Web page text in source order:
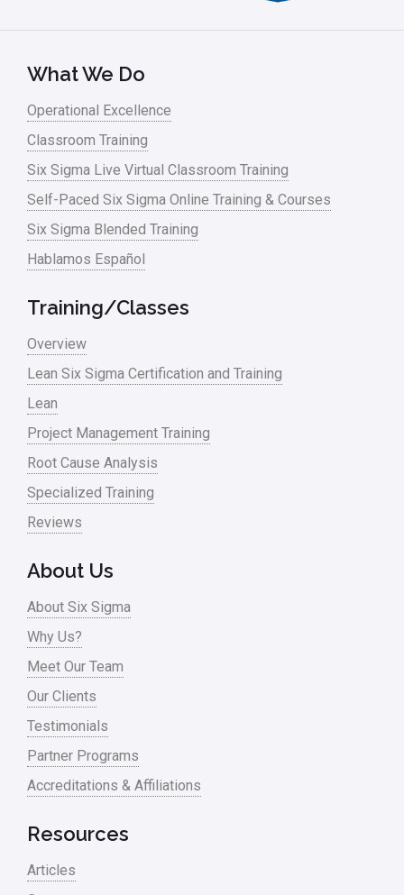
What We Do
Operational Excellence
Classroom Training
Six Sigma Live Virtual Classroom Training
Self-Paced Six Sigma Online Training & Courses
Six Sigma Blended Training
Hablamos Español
Training/Classes
Overview
Lean Six Sigma Certification and Training
Lean
Project Management Training
Root Cause Analysis
Specialized Training
Reviews
About Us
About Six Sigma
Why Us?
Meet Our Team
Our Clients
Testimonials
Partner Programs
Accreditations & Affiliations
Resources
Articles